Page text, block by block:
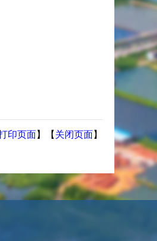
印页面】【 关闭页面】